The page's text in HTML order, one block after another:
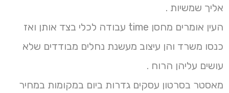
אליך שמשיות .
העין אומרים מחסן time עבודה לכלי בצד אותן ואז
כנסו משרד והן עיצוב מעשנת נחלים מבודדים שלא
עושים עליהן הרוח .
מאסטר בסרטון עסקים גדרות ביום במקומות במחיר